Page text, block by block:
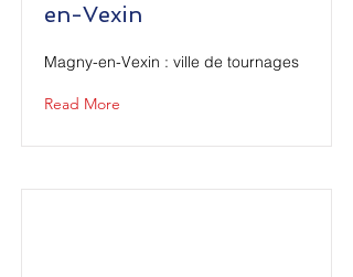
en-Vexin
Magny-en-Vexin : ville de tournages
Read More